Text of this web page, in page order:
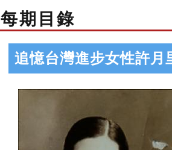
每期目錄
追憶台灣進步女性許月